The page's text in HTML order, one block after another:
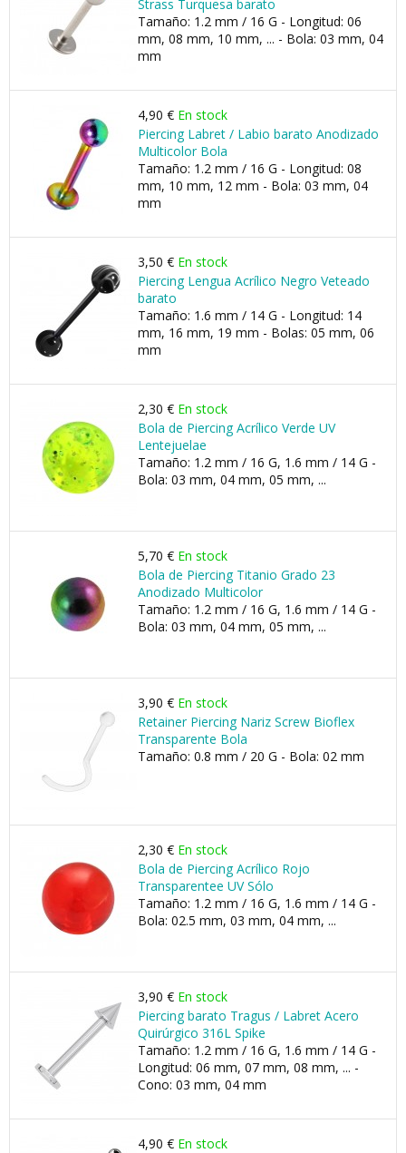
Strass Turquesa barato
Tamaño: 1.2 mm / 16 G - Longitud: 06
mm, 08 mm, 10 mm, ... - Bola: 03 mm, 04
mm
4,90 € En stock
Piercing Labret / Labio barato Anodizado
Multicolor Bola
Tamaño: 1.2 mm / 16 G - Longitud: 08
mm, 10 mm, 12 mm - Bola: 03 mm, 04
mm
3,50 € En stock
Piercing Lengua Acrílico Negro Veteado
barato
Tamaño: 1.6 mm / 14 G - Longitud: 14
mm, 16 mm, 19 mm - Bolas: 05 mm, 06
mm
2,30 € En stock
Bola de Piercing Acrílico Verde UV
Lentejuelae
Tamaño: 1.2 mm / 16 G, 1.6 mm / 14 G -
Bola: 03 mm, 04 mm, 05 mm, ...
5,70 € En stock
Bola de Piercing Titanio Grado 23
Anodizado Multicolor
Tamaño: 1.2 mm / 16 G, 1.6 mm / 14 G -
Bola: 03 mm, 04 mm, 05 mm, ...
3,90 € En stock
Retainer Piercing Nariz Screw Bioflex
Transparente Bola
Tamaño: 0.8 mm / 20 G - Bola: 02 mm
2,30 € En stock
Bola de Piercing Acrílico Rojo
Transparentee UV Sólo
Tamaño: 1.2 mm / 16 G, 1.6 mm / 14 G -
Bola: 02.5 mm, 03 mm, 04 mm, ...
3,90 € En stock
Piercing barato Tragus / Labret Acero
Quirúrgico 316L Spike
Tamaño: 1.2 mm / 16 G, 1.6 mm / 14 G -
Longitud: 06 mm, 07 mm, 08 mm, ... -
Cono: 03 mm, 04 mm
4,90 € En stock